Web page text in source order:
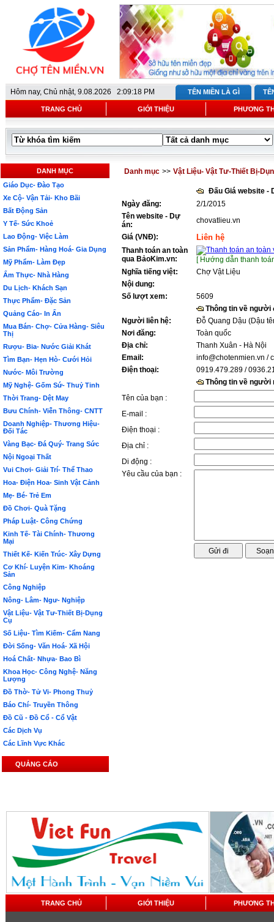
Hôm nay, Chủ nhật, 9.08.2026 2:09:18 PM TÊN MIỀN LÀ GÌ
TRANG CHỦ GIỚI THIỆU PHƯƠNG
DANH MỤC
Giáo Dục- Đào Tạo
Xe Cộ- Vận Tải- Kho Bãi
Bất Động Sản
Y Tế- Sức Khoẻ
Lao Động- Việc Làm
Sản Phẩm- Hàng Hoá- Gia Dụng
Mỹ Phẩm- Làm Đẹp
Ẩm Thực- Nhà Hàng
Du Lịch- Khách Sạn
Thực Phẩm- Đặc Sản
Quảng Cáo- In Ấn
Mua Bán- Chợ- Cửa Hàng- Siêu
Thị
Rượu- Bia- Nước Giải Khát
Tìm Bạn- Hẹn Hò- Cưới Hỏi
Nước- Môi Trường
Mỹ Nghệ- Gốm Sứ- Thuỷ Tinh
Thời Trang- Dệt May
Bưu Chính- Viễn Thông- CNTT
Doanh Nghiệp- Thương Hiệu-
Đối Tác
Vàng Bạc- Đá Quý- Trang Sức
Nội Ngoại Thất
Vui Chơi- Giải Trí- Thể Thao
Hoa- Điện Hoa- Sinh Vật Cảnh
Mẹ- Bé- Trẻ Em
Đồ Chơi- Quà Tặng
Pháp Luật- Công Chứng
Kinh Tế- Tài Chính- Thương
Mại
Thiết Kế- Kiến Trúc- Xây Dựng
Cơ Khí- Luyện Kim- Khoáng
Sản
Công Nghiệp
Nông- Lâm- Ngư- Nghiệp
Vật Liệu- Vật Tư-Thiết Bị-Dụng
Cụ
Số Liệu- Tìm Kiếm- Cẩm Nang
Đời Sống- Văn Hoá- Xã Hội
Hoá Chất- Nhựa- Bao Bì
Khoa Học- Công Nghệ- Năng
Lượng
Đồ Thờ- Tử Vi- Phong Thuỷ
Báo Chí- Truyền Thông
Đồ Cũ - Đồ Cổ - Cổ Vật
Các Dịch Vụ
Các Lĩnh Vực Khác
QUẢNG CÁO
Danh mục >> Vật Liệu- Vật Tư-Thiết Bị-
Đấu Giá website -
Ngày đăng:
2/1/2015
Tên website - Dự
án:
chovatlieu.vn
Giá (VNĐ):
Liên hệ
Thanh toán an toàn
qua BảoKim.vn:
[ Hướng dẫn thanh
Nghĩa tiếng việt:
Chợ Vật Liệu
Nội dung:
Số lượt xem:
5609
Thông tin về người
Người liên hệ:
Đỗ Quang Dậu (Dậu
Nơi đăng:
Toàn quốc
Địa chỉ:
Thanh Xuân - Hà Nội
Email:
info@chotenmien.vn /
Điện thoại:
0919.479.289 /
Thông tin về người
Tên của bạn :
E-mail :
Điện thoại :
Địa chỉ :
Di động :
Yêu cầu của bạn :
TRANG CHỦ GIỚI THIỆU PHƯƠNG